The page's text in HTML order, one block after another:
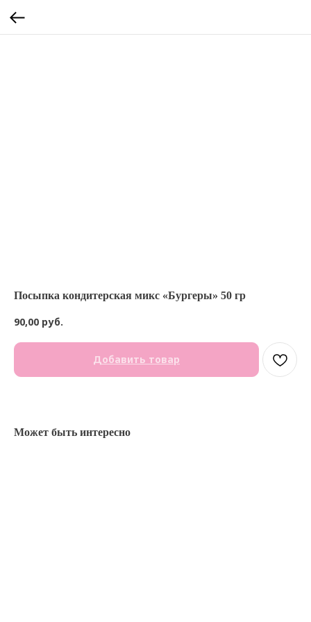
Посыпка кондитерская микс «Бургеры» 50 гр
90,00 руб.
Добавить товар
Может быть интересно